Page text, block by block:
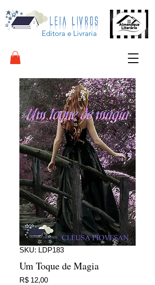
Editora e Livraria
SKU: LDP183
Um Toque de Magia
R$ 12,00Preço